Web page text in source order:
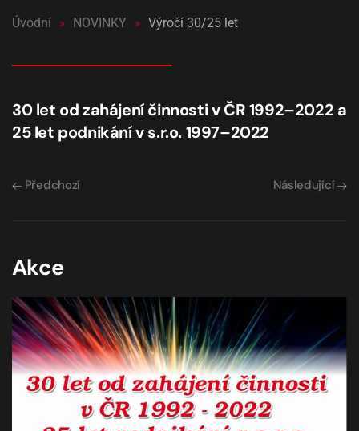
Úvodní NOVINKY Výročí 30/25 let
30 let od zahájení činnosti v ČR 1992–2022 a
25 let podnikání v s.r.o. 1997–2022
Předchozí Následující
Akce